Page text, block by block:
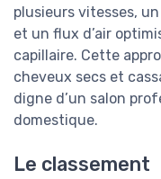
plusieurs vitesses,
et un flux d’air
capillaire. Cette
cheveux secs et
digne d’un salon
domestique.
Le classement